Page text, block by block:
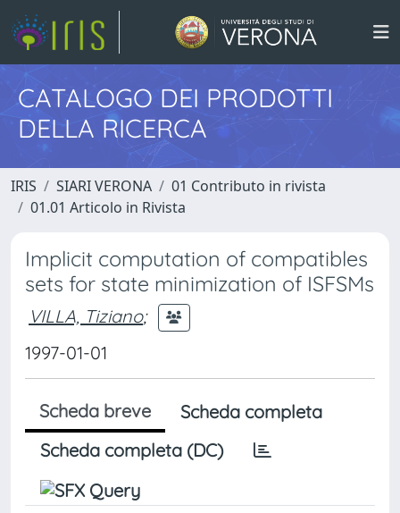
CATALOGO DEI PRODOTTI
DELLA RICERCA
IRIS SIARI VERONA
01 Contributo in rivista
01.01 Articolo in Rivista
Implicit computation of compatibles
sets for state minimization of ISFSMs
VILLA, Tiziano;
1997-01-01
Scheda breve
Scheda completa
Scheda completa (DC)